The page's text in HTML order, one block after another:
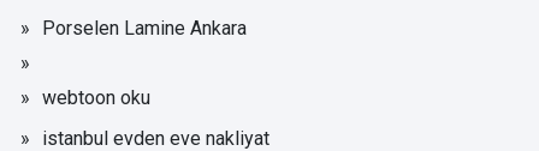
Porselen Lamine Ankara
webtoon oku
istanbul evden eve nakliyat